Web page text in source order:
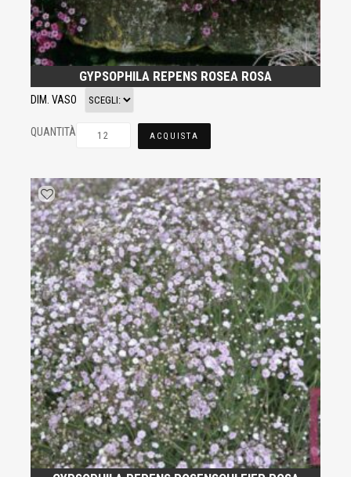
GYPSOPHILA REPENS ROSEA ROSA
DIM. VASO
QUANTITÀ ACQUISTA